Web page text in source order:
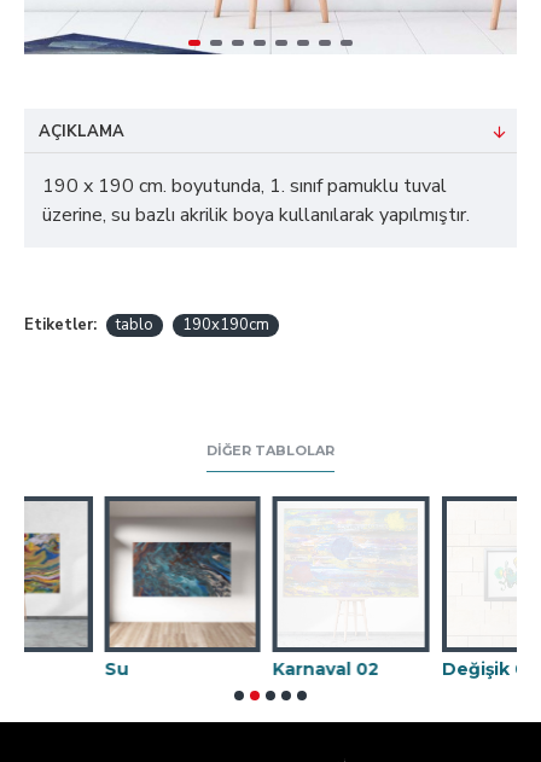
AÇIKLAMA
190 x 190 cm. boyutunda, 1. sınıf pamuklu tuval
üzerine, su bazlı akrilik boya kullanılarak yapılmıştır.
Etiketler: tablo 190x190cm
DIĞER TABLOLAR
Karnaval 02 Değişik 09